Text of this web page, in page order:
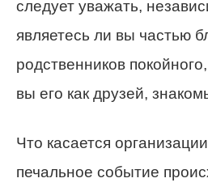
следует уважать,
являетесь ли вы частью
родственников
вы его как друзей,
Что касается
печальное событие